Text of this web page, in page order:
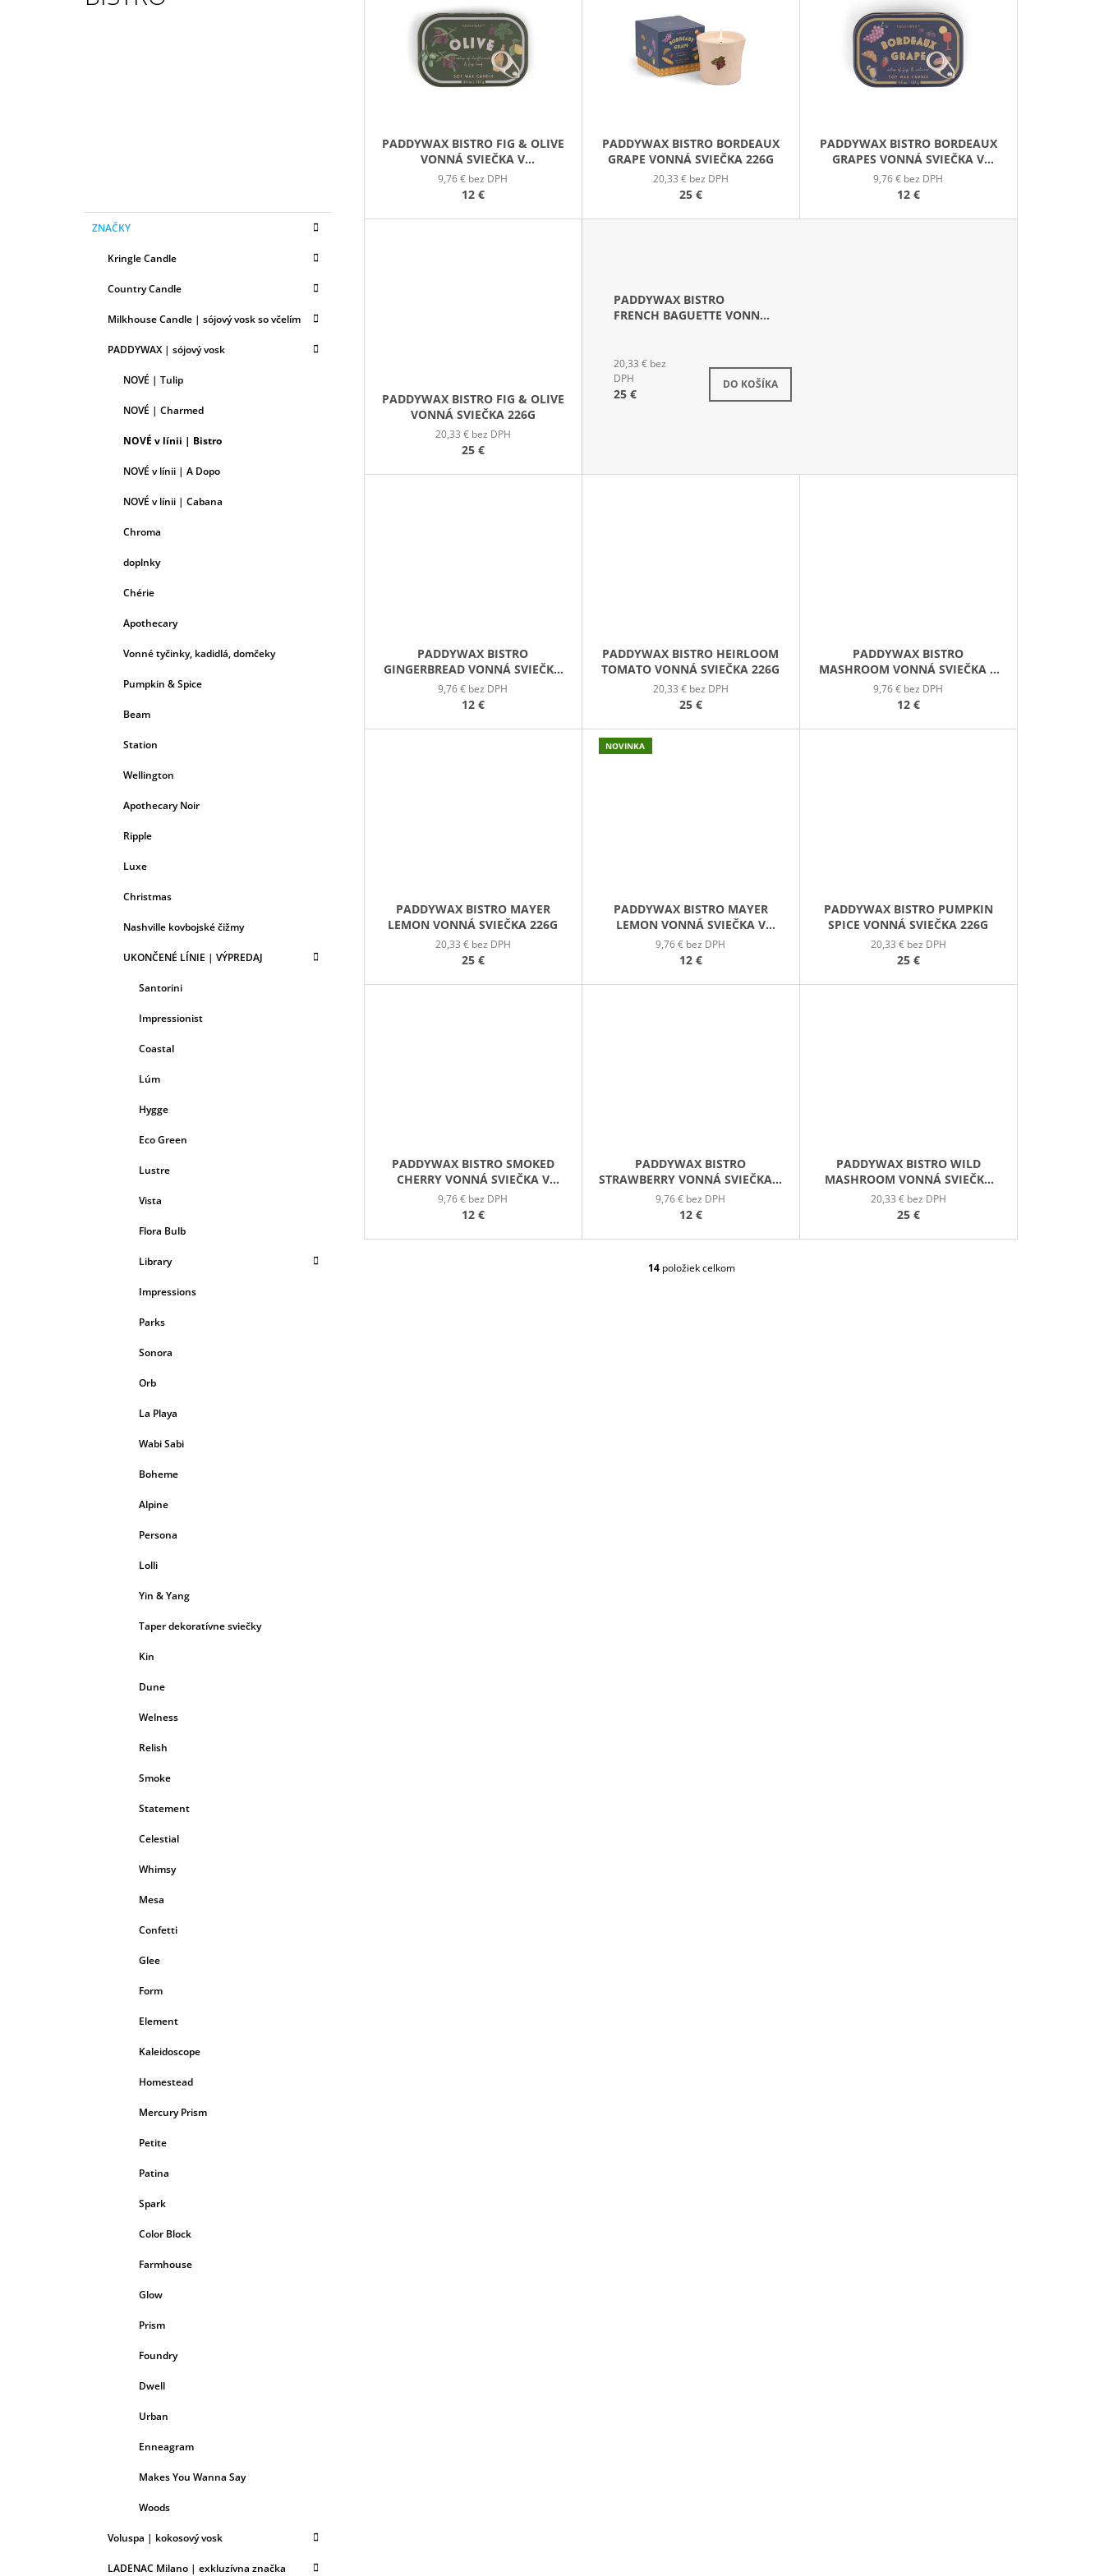
kategórie
K
AZNAČKY
Kringle Candle
Country Candle
Milkhouse Candle | sójový vosk so včelím
PADDYWAX | sójový vosk
NOVÉ | Tulip
NOVÉ | Charmed
NOVÉ v línii | Bistro
NOVÉ v línii | A Dopo
NOVÉ v línii | Cabana
Chroma
doplnky
Chérie
Apothecary
Vonné tyčinky, kadidlá, domčeky
Pumpkin & Spice
Beam
Station
Wellington
Apothecary Noir
Ripple
Luxe
Christmas
Nashville kovbojské čižmy
UKONČENÉ LÍNIE | VÝPREDAJ
Santorini
Impressionist
Coastal
Lúm
Hygge
Eco Green
Lustre
Vista
Flora Bulb
Library
Impressions
Parks
Sonora
Orb
La Playa
Wabi Sabi
Boheme
Alpine
Persona
Lolli
Yin & Yang
Taper dekoratívne sviečky
Kin
Dune
Welness
Relish
Smoke
Statement
Celestial
Whimsy
Mesa
Confetti
Glee
Form
Element
Kaleidoscope
Homestead
Mercury Prism
Petite
Patina
Spark
Color Block
Farmhouse
Glow
Prism
Foundry
Dwell
Urban
Enneagram
Makes You Wanna Say
Woods
Voluspa | kokosový vosk
LADENAC Milano | exkluzívna značka
N
I
E
P
O
D
U
T
PADDYWAX BISTRO FIG & OLIVE
VONNÁ SVIEČKA V
PLECHOVIČKE 127G
9,76 € bez DPH
12 €
PADDYWAX BISTRO BORDEAUX
GRAPE VONNÁ SVIEČKA 226G
20,33 € bez DPH
25 €
PADDYWAX BISTRO BORDEAUX
GRAPES VONNÁ SVIEČKA V
PLECHOVIČKE 127G
9,76 € bez DPH
12 €
PADDYWAX BISTRO FIG & OLIVE
VONNÁ SVIEČKA 226G
20,33 € bez DPH
25 €
PADDYWAX BISTRO
FRENCH BAGUETTE VONNÁ
20,33 € bez
DPH
25 €
DO KOŠÍKA
Skladom
PADDYWAX BISTRO
GINGERBREAD VONNÁ SVIEČKA
V PLECHOVIČKE 127G
9,76 € bez DPH
12 €
PADDYWAX BISTRO HEIRLOOM
TOMATO VONNÁ SVIEČKA 226G
20,33 € bez DPH
25 €
PADDYWAX BISTRO
MASHROOM VONNÁ SVIEČKA V
PLECHOVIČKE 127G
9,76 € bez DPH
12 €
PADDYWAX BISTRO MAYER
LEMON VONNÁ SVIEČKA 226G
20,33 € bez DPH
25 €
NOVINKA
PADDYWAX BISTRO MAYER
LEMON VONNÁ SVIEČKA V
PLECHOVIČKE 127G
9,76 € bez DPH
12 €
PADDYWAX BISTRO PUMPKIN
SPICE VONNÁ SVIEČKA 226G
20,33 € bez DPH
25 €
PADDYWAX BISTRO SMOKED
CHERRY VONNÁ SVIEČKA V
PLECHOVIČKE 127G
9,76 € bez DPH
12 €
PADDYWAX BISTRO
STRAWBERRY VONNÁ SVIEČKA V
PLECHOVIČKE 127G
9,76 € bez DPH
12 €
PADDYWAX BISTRO WILD
MASHROOM VONNÁ SVIEČKA
226G
20,33 € bez DPH
25 €
O
14 položiek celkom
(18OZ / 510G)
51 €